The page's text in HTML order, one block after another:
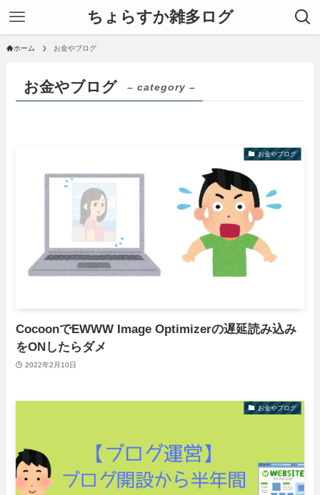
ちょらすか雑多ログ
ホーム お金やブログ
お金やブログ – category –
お金やブログ
CocoonでEWWW Image Optimizerの遅延読み込み
をONしたらダメ
2022年2月10日
お金やブログ